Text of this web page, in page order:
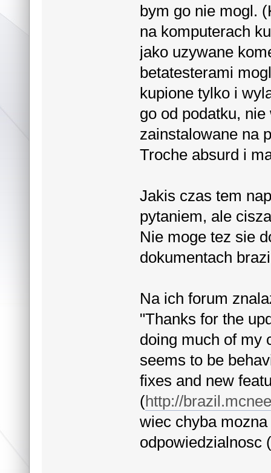
bym go nie mogl.
na komputerach
jako uzywane
betatesterami
kupione tylko i
go od podatku,
zainstalowane na
Troche absurd i
Jakis czas tem
pytaniem, ale
Nie moge tez sie
dokumentach
Na ich forum
"Thanks for the
doing much of my
seems to be
fixes and new
(http://
wiec chyba
odpowiedzialnosc